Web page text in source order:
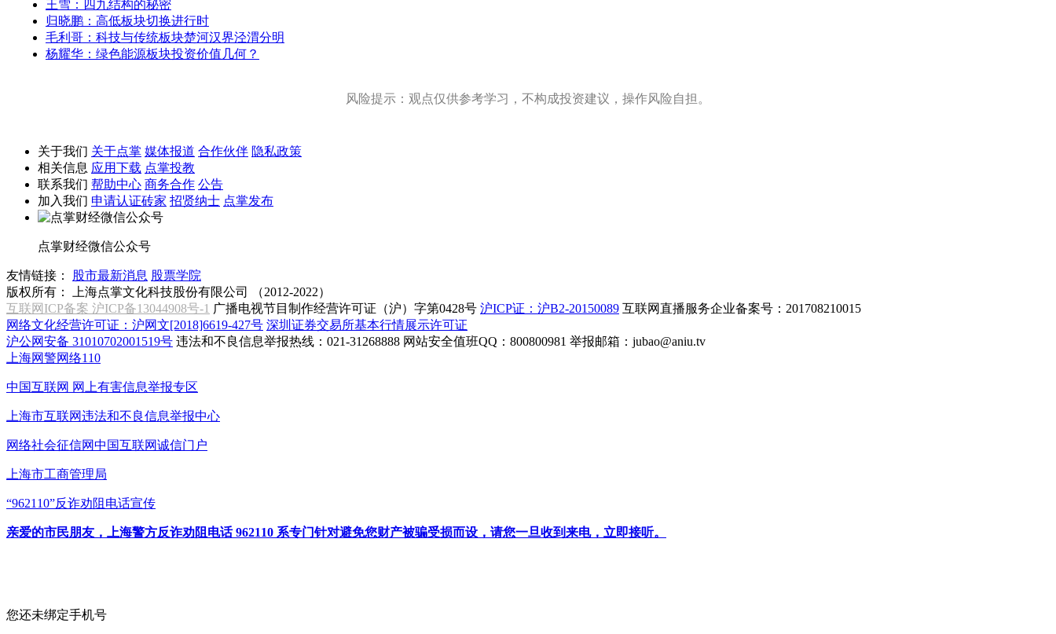
王雪：四九结构的秘密
归晓鹏：高低板块切换进行时
毛利哥：科技与传统板块楚河汉界泾渭分明
杨耀华：绿色能源板块投资价值几何？
风险提示：观点仅供参考学习，不构成投资建议，操作风险自担。
关于我们 关于点掌 媒体报道 合作伙伴 隐私政策
相关信息 应用下载 点掌投教
联系我们 帮助中心 商务合作 公告
加入我们 申请认证砖家 招贤纳士 点掌发布
点掌财经微信公众号
友情链接： 股市最新消息 股票学院
版权所有：
上海点掌文化科技股份有限公司 （2012-2022）
互联网ICP备案 沪ICP备13044908号-1 广播电视节目制作经营许可证（沪）字第0428号 沪ICP证：沪B2-20150089 互联网直播服务企业备案号：201708210015
网络文化经营许可证：沪网文[2018]6619-427号 深圳证券交易所基本行情展示许可证
沪公网安备 31010702001519号 违法和不良信息举报热线：021-31268888 网站安全值班QQ：800800981 举报邮箱： jubao@aniu.tv
上海网警网络110
中国互联网 网上有害信息举报专区
上海市互联网违法和不良信息举报中心
网络社会征信网中国互联网诚信门户
上海市工商管理局
“962110”反诈劝阻电话宣传
亲爱的市民朋友，上海警方反诈劝阻电话 962110 系专门针对避免您财产被骗受损而设，请您一旦收到来电，立即接听。
您还未绑定手机号